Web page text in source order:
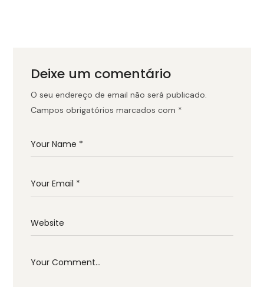
Deixe um comentário
O seu endereço de email não será publicado.
Campos obrigatórios marcados com *